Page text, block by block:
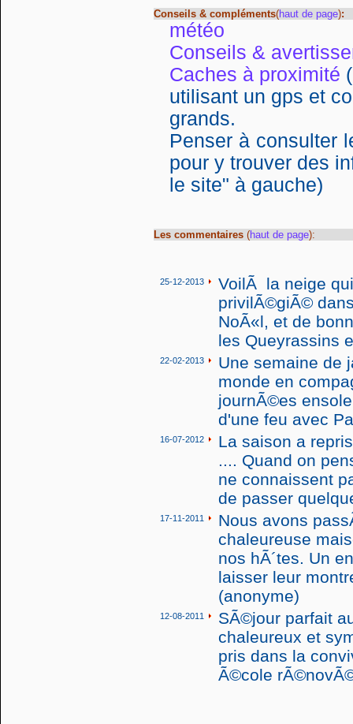
Conseils & compléments(haut de page):
météo
Conseils &
Caches à proximité
utilisant un gps et
grands.
Penser à consulter
pour y trouver des
le site" à gauche)
Les commentaires (haut de page):
25-12-2013
VoilÃ la neige
privilÃ©giÃ©
NoÃ«l, et de
les Queyrassins
22-02-2013
Une semaine de
monde en
journÃ©es
d'une feu avec
16-07-2012
La saison a
.... Quand on
ne connaissent
de passer
17-11-2011
Nous avons
chaleureuse
nos hÃ´tes. Un
laisser leur
(anonyme)
12-08-2011
SÃ©jour parfait
chaleureux et
pris dans la
Ã©cole